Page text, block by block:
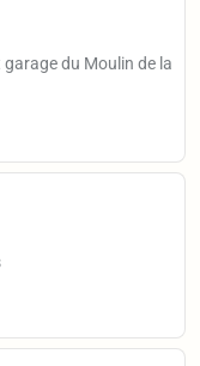
du Moulin de la